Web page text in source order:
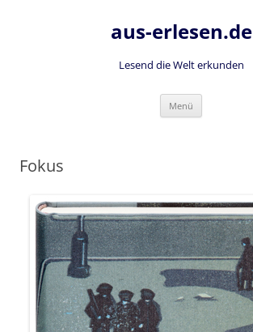
aus-erlesen.de
Lesend die Welt erkunden
Menü
Fokus